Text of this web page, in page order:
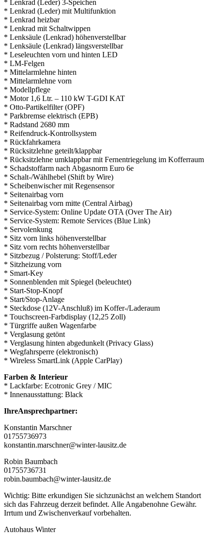
* Lenkrad (Leder) 3-Speichen
* Lenkrad (Leder) mit Multifunktion
* Lenkrad heizbar
* Lenkrad mit Schaltwippen
* Lenksäule (Lenkrad) höhenverstellbar
* Lenksäule (Lenkrad) längsverstellbar
* Leseleuchten vorn und hinten LED
* LM-Felgen
* Mittelarmlehne hinten
* Mittelarmlehne vorn
* Modellpflege
* Motor 1,6 Ltr. – 110 kW T-GDI KAT
* Otto-Partikelfilter (OPF)
* Parkbremse elektrisch (EPB)
* Radstand 2680 mm
* Reifendruck-Kontrollsystem
* Rückfahrkamera
* Rücksitzlehne geteilt/klappbar
* Rücksitzlehne umklappbar mit Fernentriegelung im Kofferraum
* Schadstoffarm nach Abgasnorm Euro 6e
* Schalt-/Wählhebel (Shift by Wire)
* Scheibenwischer mit Regensensor
* Seitenairbag vorn
* Seitenairbag vorn mitte (Central Airbag)
* Service-System: Online Update OTA (Over The Air)
* Service-System: Remote Services (Blue Link)
* Servolenkung
* Sitz vorn links höhenverstellbar
* Sitz vorn rechts höhenverstellbar
* Sitzbezug / Polsterung: Stoff/Leder
* Sitzheizung vorn
* Smart-Key
* Sonnenblenden mit Spiegel (beleuchtet)
* Start-Stop-Knopf
* Start/Stop-Anlage
* Steckdose (12V-Anschluß) im Koffer-/Laderaum
* Touchscreen-Farbdisplay (12,25 Zoll)
* Türgriffe außen Wagenfarbe
* Verglasung getönt
* Verglasung hinten abgedunkelt (Privacy Glass)
* Wegfahrsperre (elektronisch)
* Wireless SmartLink (Apple CarPlay)
Farben & Interieur
* Lackfarbe: Ecotronic Grey / MIC
* Innenausstattung: Black
IhreAnsprechpartner:
Konstantin Marschner
01755736973
konstantin.marschner@winter-lausitz.de
Robin Baumbach
01755736731
robin.baumbach@winter-lausitz.de
Wichtig: Bitte erkundigen Sie sichzunächst an welchem Standort
sich das Fahrzeug derzeit befindet. Alle Angabenohne Gewähr.
Irrtum und Zwischenverkauf vorbehalten.
Autohaus Winter